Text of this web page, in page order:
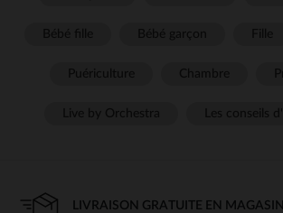
LIVRAISON GRATUITE EN MAGASIN